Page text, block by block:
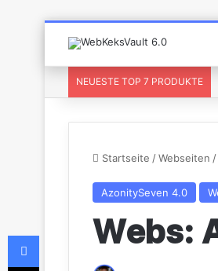
NEUESTE TOP 7 PRODUKTE
Startseite /Webseiten /
AzonitySeven 4.0
Webs: